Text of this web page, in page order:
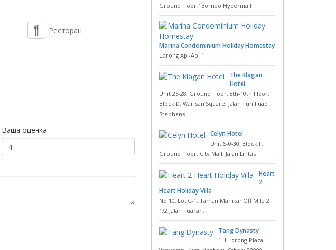
Ресторан
Ваша оценка
Ground Floor 1Borneo Hypermall
Marina Condominium Holiday Homestay
Lorong Api-Api 1
The Klagan
Hotel
Unit 25-28, Ground Floor, 8th-10th Floor,
Block D, Warisan Square, Jalan Tun Fuad
Stephens
Celyn Hotel
Unit S-0-30, Block F,
Ground Floor, City Mall, Jalan Lintas
Heart
2
Heart Holiday Villa
No 10, Lot C-1, Taman Manikar Off Mile 2
1/2 Jalan Tuaran,
Tang Dynasty
1-1 Lorong Plaza